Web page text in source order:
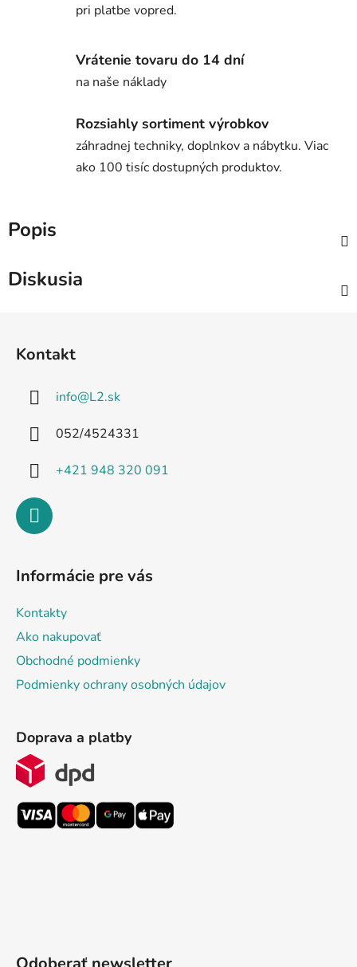
pri platbe vopred.
Vrátenie tovaru do 14 dní
na naše náklady
Rozsiahly sortiment výrobkov
záhradnej techniky, doplnkov a nábytku. Viac
ako 100 tisíc dostupných produktov.
Popis
Diskusia
Kontakt
info@L2.sk
052/4524331
+421 948 320 091
Informácie pre vás
Kontakty
Ako nakupovať
Obchodné podmienky
Podmienky ochrany osobných údajov
Doprava a platby